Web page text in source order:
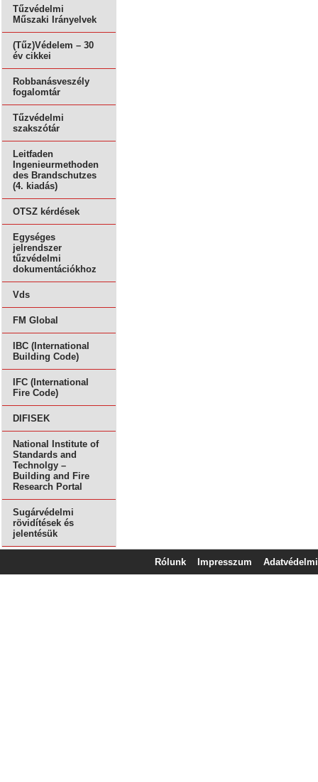
Tűzvédelmi
Műszaki Irányelvek
(Tűz)Védelem – 30
év cikkei
Robbanásveszély
fogalomtár
Tűzvédelmi
szakszótár
Leitfaden
Ingenieurmethoden
des Brandschutzes
(4. kiadás)
OTSZ kérdések
Egységes
jelrendszer
tűzvédelmi
dokumentációkhoz
Vds
FM Global
IBC (International
Building Code)
IFC (International
Fire Code)
DIFISEK
National Institute of
Standards and
Technolgy –
Building and Fire
Research Portal
Sugárvédelmi
rövidítések és
jelentésük
Rólunk Impresszum